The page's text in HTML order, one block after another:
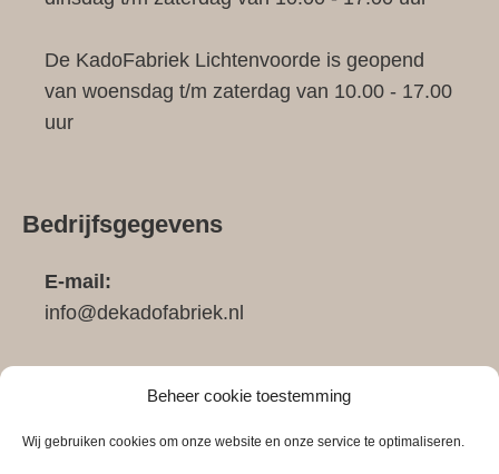
Beheer cookie toestemming
Wij gebruiken cookies om onze website en onze service te optimaliseren.
De KadoFabriek Lichtenvoorde is geopend
van woensdag t/m zaterdag van 10.00 - 17.00
uur
Bedrijfsgegevens
E-mail:
info@dekadofabriek.nl
0683911148